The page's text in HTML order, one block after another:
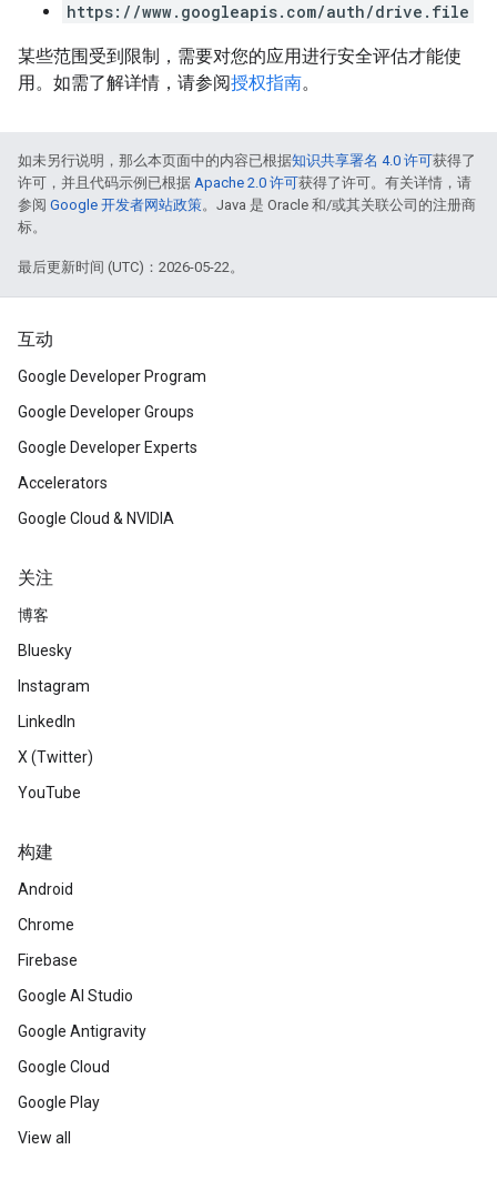
https://www.googleapis.com/auth/drive.file
某些范围受到限制，需要对您的应用进行安全评估才能使
用。如需了解详情，请参阅授权指南。
如未另行说明，那么本页面中的内容已根据知识共享署名 4.0 许可获得了
许可，并且代码示例已根据 Apache 2.0 许可获得了许可。有关详情，请
参阅 Google 开发者网站政策。Java 是 Oracle 和/或其关联公司的注册商
标。
最后更新时间 (UTC)：2026-05-22。
互动
Google Developer Program
Google Developer Groups
Google Developer Experts
Accelerators
Google Cloud & NVIDIA
关注
博客
Bluesky
Instagram
LinkedIn
X (Twitter)
YouTube
构建
Android
Chrome
Firebase
Google AI Studio
Google Antigravity
Google Cloud
Google Play
View all